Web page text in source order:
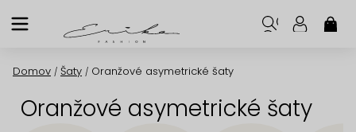
na
Domov / Šaty / Oranžové asymetrické šaty
Oranžové asymetrické šaty